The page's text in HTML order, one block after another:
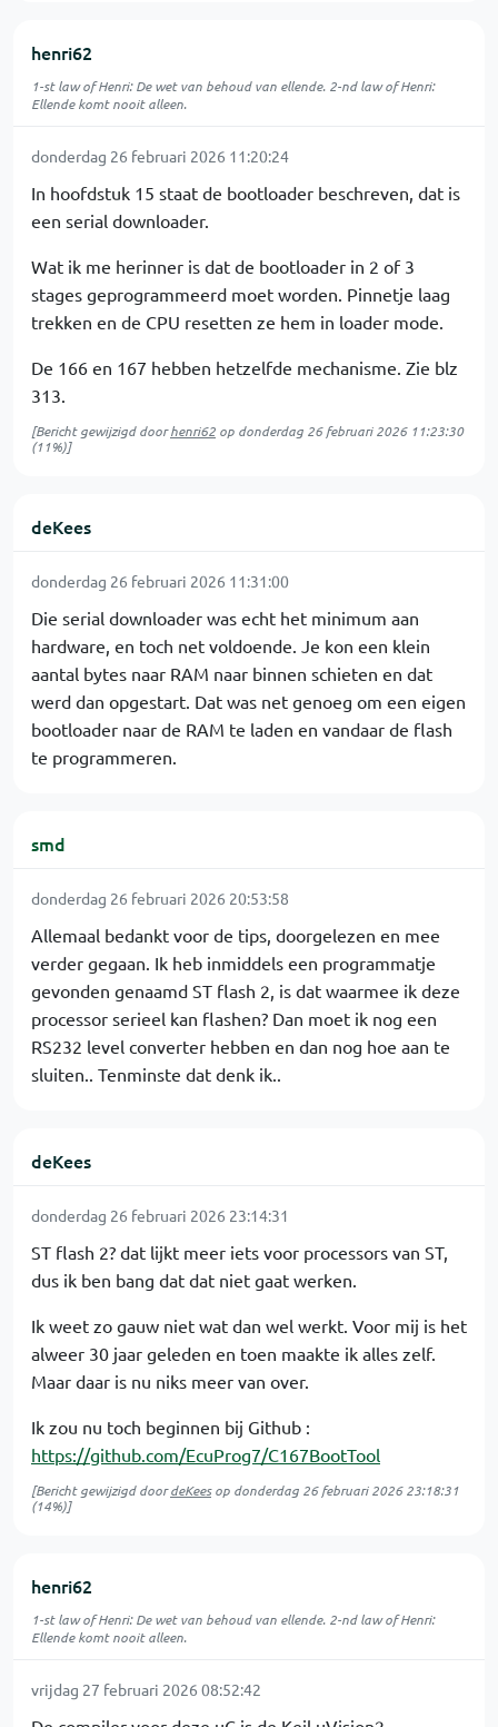
henri62
1-st law of Henri: De wet van behoud van ellende. 2-nd law of Henri:
Ellende komt nooit alleen.
donderdag 26 februari 2026 11:20:24
In hoofdstuk 15 staat de bootloader beschreven, dat is
een serial downloader.
Wat ik me herinner is dat de bootloader in 2 of 3
stages geprogrammeerd moet worden. Pinnetje laag
trekken en de CPU resetten ze hem in loader mode.
De 166 en 167 hebben hetzelfde mechanisme. Zie blz
313.
[Bericht gewijzigd doorhenri62 op donderdag 26 februari 2026 11:23:30
(11%)]
deKees
donderdag 26 februari 2026 11:31:00
Die serial downloader was echt het minimum aan
hardware, en toch net voldoende. Je kon een klein
aantal bytes naar RAM naar binnen schieten en dat
werd dan opgestart. Dat was net genoeg om een eigen
bootloader naar de RAM te laden en vandaar de flash
te programmeren.
smd
donderdag 26 februari 2026 20:53:58
Allemaal bedankt voor de tips, doorgelezen en mee
verder gegaan. Ik heb inmiddels een programmatje
gevonden genaamd ST flash 2, is dat waarmee ik deze
processor serieel kan flashen? Dan moet ik nog een
RS232 level converter hebben en dan nog hoe aan te
sluiten.. Tenminste dat denk ik..
deKees
donderdag 26 februari 2026 23:14:31
ST flash 2? dat lijkt meer iets voor processors van ST,
dus ik ben bang dat dat niet gaat werken.
Ik weet zo gauw niet wat dan wel werkt. Voor mij is het
alweer 30 jaar geleden en toen maakte ik alles zelf.
Maar daar is nu niks meer van over.
Ik zou nu toch beginnen bij Github :
https://github.com/EcuProg7/C167BootTool
[Bericht gewijzigd doordeKeesop donderdag 26 februari 2026 23:18:31
(14%)]
henri62
1-st law of Henri: De wet van behoud van ellende. 2-nd law of Henri:
Ellende komt nooit alleen.
vrijdag 27 februari 2026 08:52:42